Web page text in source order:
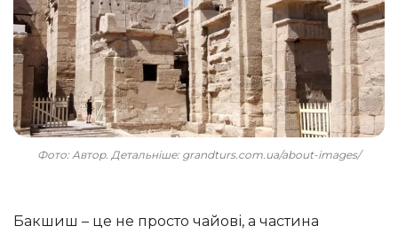
Фото: Автор. Детальніше: grandturs.com.ua/about-images/
Бакшиш – це не просто чайові, а частина